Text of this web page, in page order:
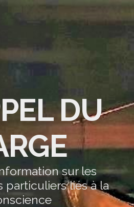
DU
sur les
particuliers liés à la